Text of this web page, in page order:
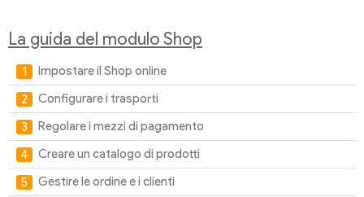
La guida del modulo Shop
Impostare il Shop online
Configurare i trasporti
Regolare i mezzi di pagamento
Creare un catalogo di prodotti
Gestire le ordine e i clienti